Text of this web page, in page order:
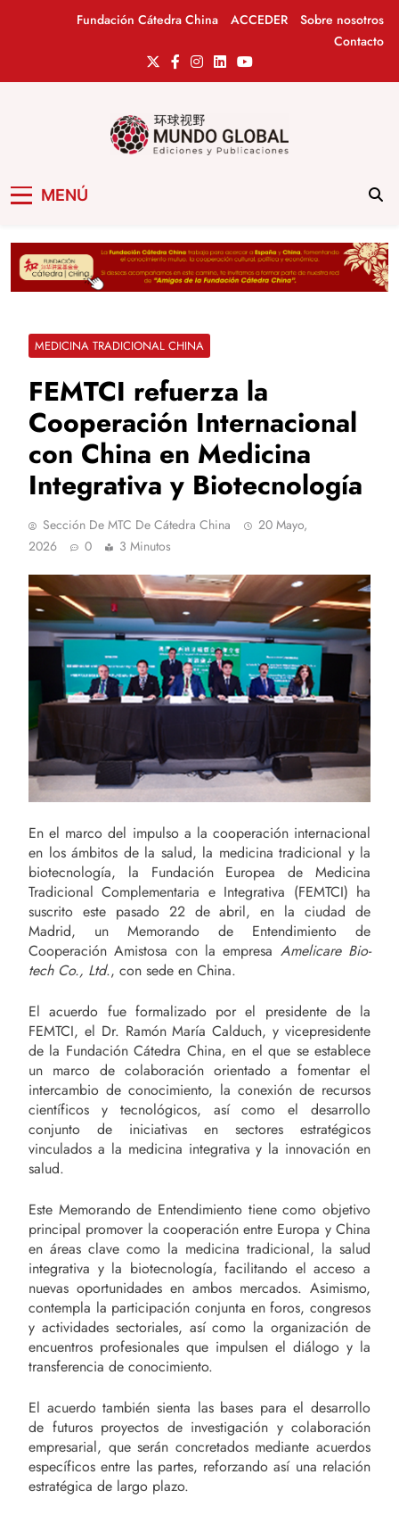
Fundación Cátedra China ACCEDER
Sobre nosotros
Contacto
MENÚ
MEDICINA TRADICIONAL CHINA
FEMTCI refuerza la
Cooperación Internacional
con China en Medicina
Integrativa y Biotecnología
Sección De MTC De Cátedra China
20 Mayo,
2026
0 3 Minutos
En el marco del impulso a la cooperación internacional
en los ámbitos de la salud, la medicina tradicional y la
biotecnología, la Fundación Europea de Medicina
Tradicional Complementaria e Integrativa (FEMTCI) ha
suscrito este pasado 22 de abril, en la ciudad de
Madrid, un Memorando de Entendimiento de
Cooperación Amistosa con la empresa Amelicare Bio-
tech Co., Ltd., con sede en China.
El acuerdo fue formalizado por el presidente de la
FEMTCI, el Dr. Ramón María Calduch, y vicepresidente
de la Fundación Cátedra China, en el que se establece
un marco de colaboración orientado a fomentar el
intercambio de conocimiento, la conexión de recursos
científicos y tecnológicos, así como el desarrollo
conjunto de iniciativas en sectores estratégicos
vinculados a la medicina integrativa y la innovación en
salud.
Este Memorando de Entendimiento tiene como objetivo
principal promover la cooperación entre Europa y China
en áreas clave como la medicina tradicional, la salud
integrativa y la biotecnología, facilitando el acceso a
nuevas oportunidades en ambos mercados. Asimismo,
contempla la participación conjunta en foros, congresos
y actividades sectoriales, así como la organización de
encuentros profesionales que impulsen el diálogo y la
transferencia de conocimiento.
El acuerdo también sienta las bases para el desarrollo
de futuros proyectos de investigación y colaboración
empresarial, que serán concretados mediante acuerdos
específicos entre las partes, reforzando así una relación
estratégica de largo plazo.